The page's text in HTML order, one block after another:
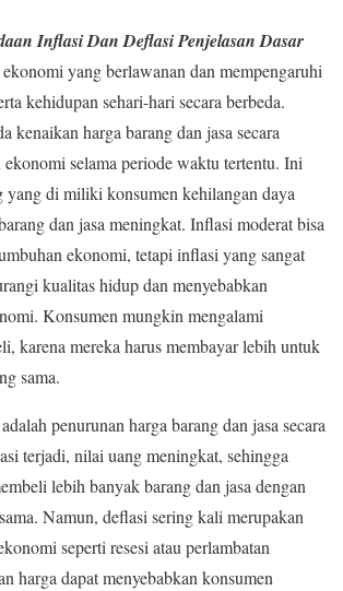
Inflasi Dan Deflasi Penjelasan Dasar
yang berlawanan dan mempengaruhi
kehidupan sehari-hari secara berbeda.
kenaikan harga barang dan jasa secara
selama periode waktu tertentu. Ini
yang di miliki konsumen kehilangan daya
dan jasa meningkat. Inflasi moderat bisa
ekonomi, tetapi inflasi yang sangat
kualitas hidup dan menyebabkan
Konsumen mungkin mengalami
karena mereka harus membayar lebih untuk
sama.
penurunan harga barang dan jasa secara
terjadi, nilai uang meningkat, sehingga
lebih banyak barang dan jasa dengan
Namun, deflasi sering kali merupakan
seperti resesi atau perlambatan
harga dapat menyebabkan konsumen